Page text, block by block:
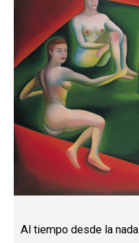
Al tiempo desde la nada